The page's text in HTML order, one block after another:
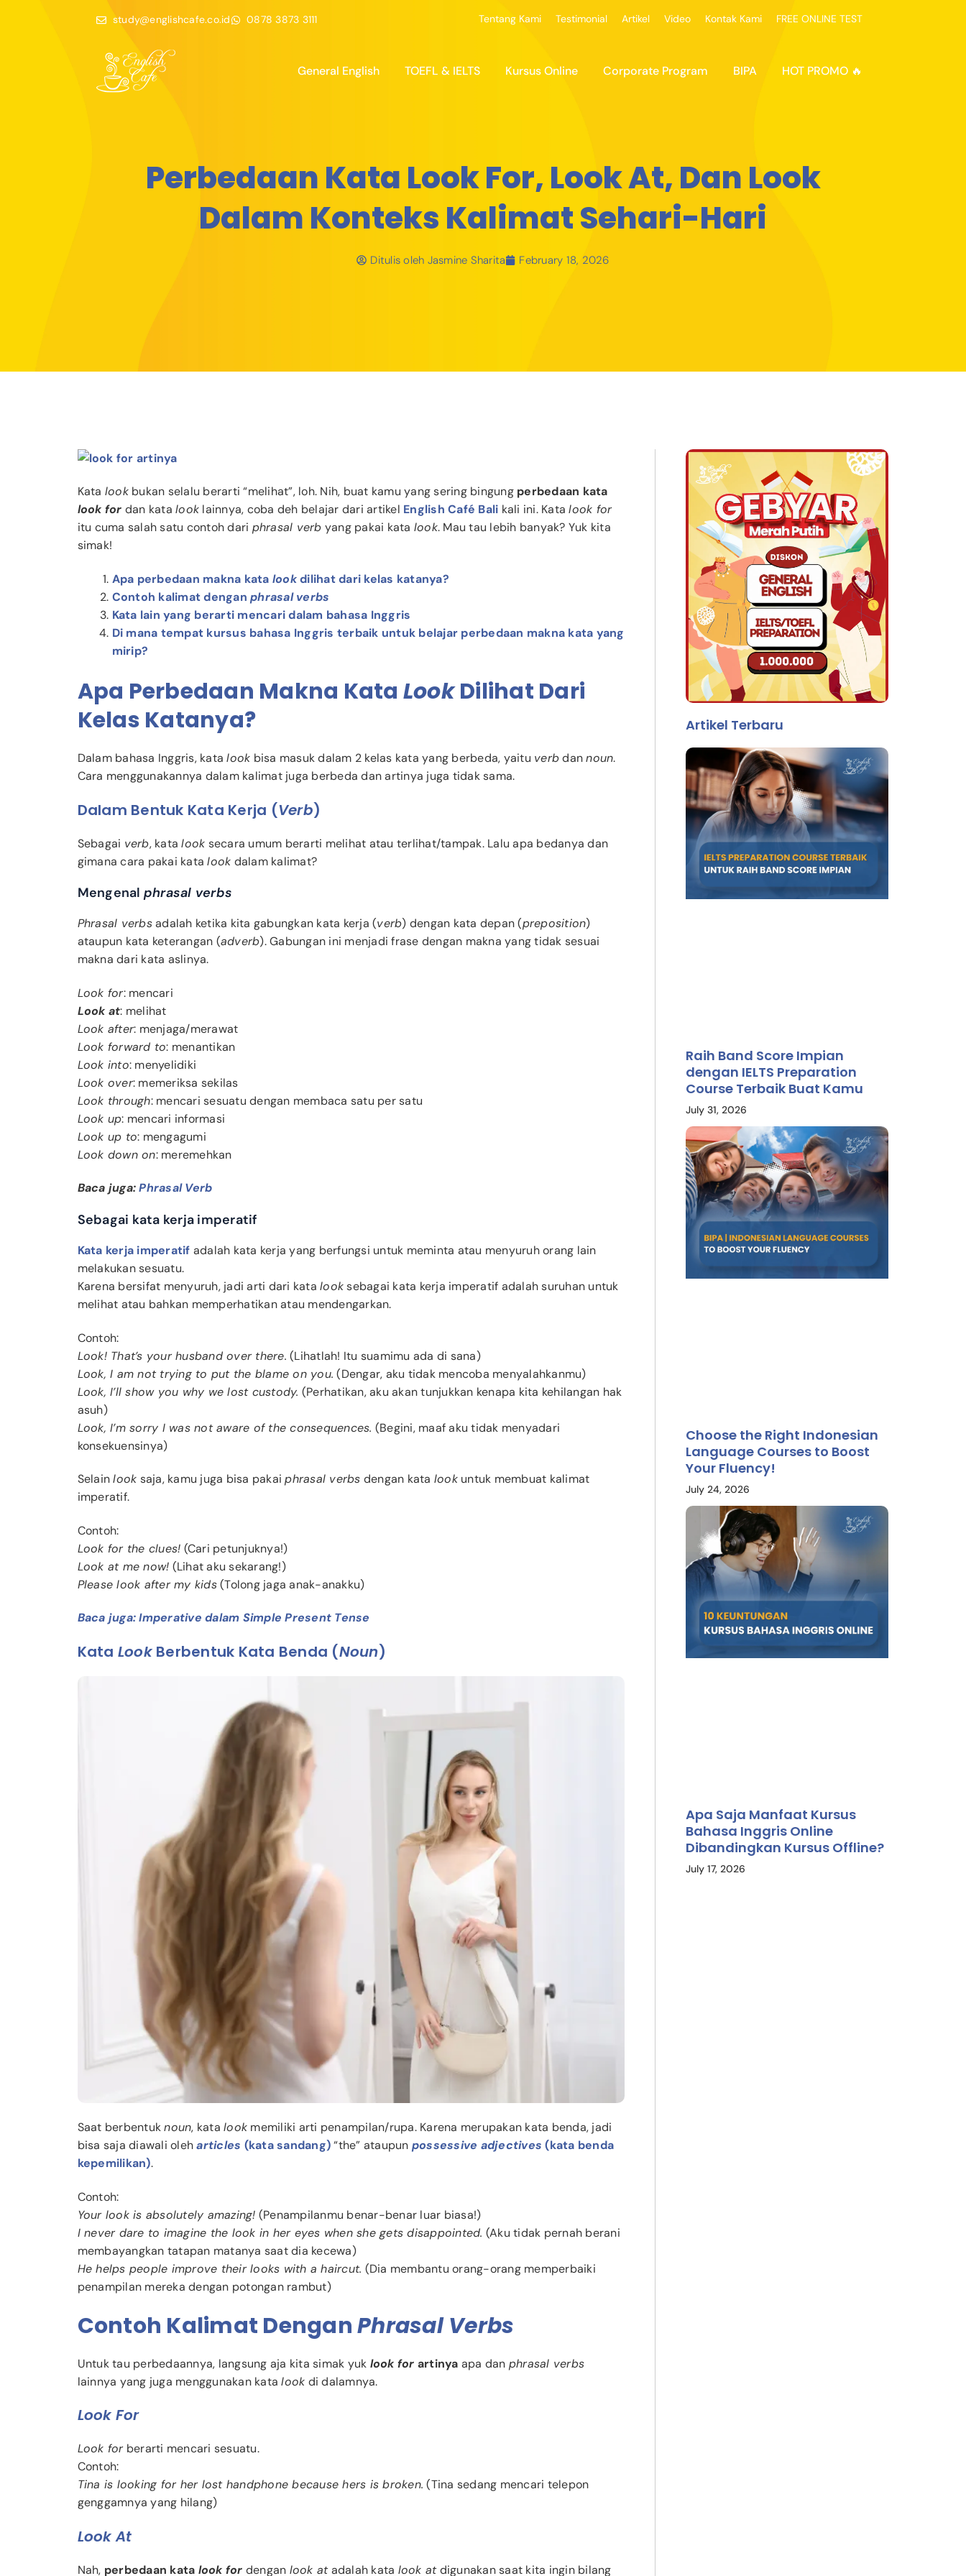
study@englishcafe.co.id 0878 3873 3111 Tentang Kami Testimonial Artikel Video Kontak Kami FREE ONLINE TEST
General English TOEFL & IELTS Kursus Online Corporate Program BIPA HOT PROMO 🔥
Perbedaan Kata Look For, Look At, Dan Look
Dalam Konteks Kalimat Sehari-Hari
Ditulis oleh Jasmine Sharita February 18, 2026
Kata lookbukan selalu berarti “melihat”, loh. Nih, buat kamu yang sering bingung perbedaan kata
look for dan katalook lainnya, coba deh belajar dari artikel English Café Bali kali ini. Katalook for
itu cuma salah satu contoh dari phrasal verb yang pakai kata look. Mau tau lebih banyak? Yuk kita
simak!
Apa perbedaan makna kata lookdilihat dari kelas katanya?
Contoh kalimat denganphrasal verbs
Kata lain yang berarti mencari dalam bahasa Inggris
Di mana tempat kursus bahasa Inggris terbaik untuk belajar perbedaan makna kata yang
mirip?
Apa Perbedaan Makna Kata LookDilihat Dari
Kelas Katanya?
Dalam bahasa Inggris, katalook bisa masuk dalam 2 kelas kata yang berbeda, yaitu verbdannoun.
Cara menggunakannya dalam kalimat juga berbeda dan artinya juga tidak sama.
Dalam Bentuk Kata Kerja (Verb)
Sebagai verb, katalook secara umum berarti melihat atau terlihat/tampak. Lalu apa bedanya dan
gimana cara pakai katalook dalam kalimat?
Mengenal phrasal verbs
Phrasal verbsadalah ketika kita gabungkan kata kerja (verb) dengan kata depan (preposition)
ataupun kata keterangan (adverb). Gabungan ini menjadi frase dengan makna yang tidak sesuai
makna dari kata aslinya.
Look for: mencari
Look at: melihat
Look after: menjaga/merawat
Look forward to: menantikan
Look into: menyelidiki
Look over: memeriksa sekilas
Look through: mencari sesuatu dengan membaca satu per satu
Look up: mencari informasi
Look up to: mengagumi
Look down on: meremehkan
Baca juga:Phrasal Verb
Sebagai kata kerja imperatif
Kata kerja imperatif adalah kata kerja yang berfungsi untuk meminta atau menyuruh orang lain
melakukan sesuatu.
Karena bersifat menyuruh, jadi arti dari katalooksebagai kata kerja imperatif adalah suruhan untuk
melihat atau bahkan memperhatikan atau mendengarkan.
Contoh:
Look! That’s your husband over there. (Lihatlah! Itu suamimu ada di sana)
Look, I am not trying to put the blame on you. (Dengar, aku tidak mencoba menyalahkanmu)
Look, I’ll show you why we lost custody. (Perhatikan, aku akan tunjukkan kenapa kita kehilangan hak
asuh)
Look, I’m sorry I was not aware of the consequences. (Begini, maaf aku tidak menyadari
konsekuensinya)
Selainlook saja, kamu juga bisa pakaiphrasal verbs dengan kata lookuntuk membuat kalimat
imperatif.
Contoh:
Look for the clues! (Cari petunjuknya!)
Look at me now! (Lihat aku sekarang!)
Please look after my kids(Tolong jaga anak-anakku)
Baca juga: Imperative dalam Simple Present Tense
Kata LookBerbentuk Kata Benda (Noun)
Saat berbentuknoun, katalook memiliki arti penampilan/rupa. Karena merupakan kata benda, jadi
bisa saja diawali oleharticles (kata sandang)“the” ataupun possessive adjectives (kata benda
kepemilikan).
Contoh:
Your look is absolutely amazing! (Penampilanmu benar-benar luar biasa!)
I never dare to imagine the look in her eyes when she gets disappointed. (Aku tidak pernah berani
membayangkan tatapan matanya saat dia kecewa)
He helps people improve their looks with a haircut. (Dia membantu orang-orang memperbaiki
penampilan mereka dengan potongan rambut)
Contoh Kalimat DenganPhrasal Verbs
Untuk tau perbedaannya, langsung aja kita simak yuk look for artinya apa dan phrasal verbs
lainnya yang juga menggunakan katalook di dalamnya.
Look For
Look forberarti mencari sesuatu.
Contoh:
Tina is looking for her lost handphone because hers is broken. (Tina sedang mencari telepon
genggamnya yang hilang)
Look At
Nah, perbedaan kata look for dengan look atadalah kata look atdigunakan saat kita ingin bilang
Artikel Terbaru
Raih Band Score Impian
dengan IELTS Preparation
Course Terbaik Buat Kamu
July 31, 2026
Choose the Right Indonesian
Language Courses to Boost
Your Fluency!
July 24, 2026
Apa Saja Manfaat Kursus
Bahasa Inggris Online
Dibandingkan Kursus Offline?
July 17, 2026